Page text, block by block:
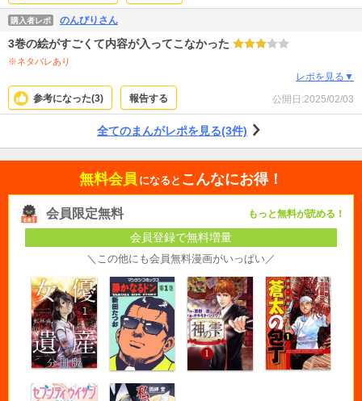
購入者レポ のんびりさん
3巻の絵がすごくて内容が入ってこなかった
※ネタバレあり
レポを見る▼
参考になった(3) 報告する 公開日:2025/02/03
全てのまんがレポを見る(3件)
無料会員 になると こんなにお得！
会員限定無料 もっと無料が読める！
会員登録で無料増量
＼この他にも会員無料漫画がいっぱい／